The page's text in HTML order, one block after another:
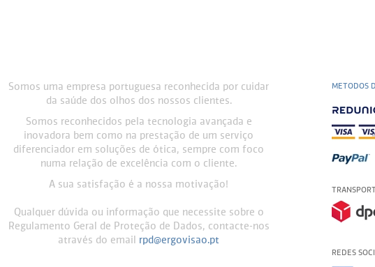
Somos uma empresa portuguesa reconhecida por cuidar
da saúde dos olhos dos nossos clientes.
Somos reconhecidos pela tecnologia avançada e
inovadora bem como na prestação de um serviço
diferenciador em soluções de ótica, sempre com foco
numa relação de excelência com o cliente.
A sua satisfação é a nossa motivação!
Qualquer dúvida ou informação que necessite sobre o
Regulamento Geral de Proteção de Dados, contacte-nos
através do email rpd@ergovisao.pt
METODOS
REDES